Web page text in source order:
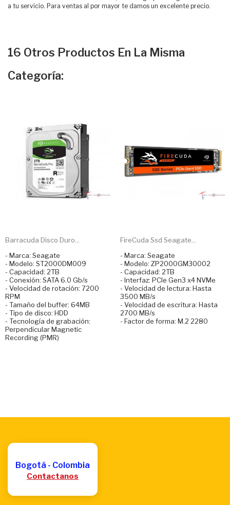
a tu servicio. Para ventas al por mayor te damos un excelente precio.
16 Otros Productos En La Misma
Categoría:
Barracuda Disco Duro...
- Marca: Seagate
- Modelo: ST2000DM009
- Capacidad: 2TB
- Conexión: SATA 6.0 Gb/s
- Velocidad de rotación: 7200
RPM
- Tamaño del buffer: 64MB
- Tipo de disco: HDD
- Tecnología de grabación:
Perpendicular Magnetic
Recording (PMR)
FireCuda Ssd Seagate...
- Marca: Seagate
- Modelo: ZP2000GM30002
- Capacidad: 2TB
- Interfaz: PCIe Gen3 x4 NVMe
- Velocidad de lectura: Hasta
3500 MB/s
- Velocidad de escritura: Hasta
2700 MB/s
- Factor de forma: M.2 2280
Bogotá - Colombia
Contactanos